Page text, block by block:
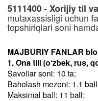
5111400 - Xorijiy til
mutaxassisligi uchun
topshiriqlari soni
MAJBURIY FANLAR
1. Ona tili (o‘zbek, rus,
Savollar soni: 10 ta;
Baholash mezoni: 1.1
Maksimal ball: 11 ball;